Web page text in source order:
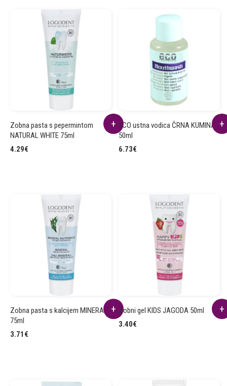
Zobna pasta s pepermintom
NATURAL WHITE 75ml
4.29€
ECO ustna vodica ČRNA KUMINA
50ml
6.73€
Zobna pasta s kalcijem MINERALI
75ml
3.71 €
Zobni gel KIDS JAGODA 50ml
3.40€